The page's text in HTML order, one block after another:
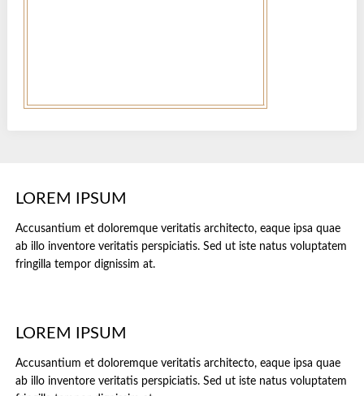
LOREM IPSUM
Accusantium et doloremque veritatis architecto, eaque ipsa quae
ab illo inventore veritatis perspiciatis. Sed ut iste natus voluptatem
fringilla tempor dignissim at.
LOREM IPSUM
Accusantium et doloremque veritatis architecto, eaque ipsa quae
ab illo inventore veritatis perspiciatis. Sed ut iste natus voluptatem